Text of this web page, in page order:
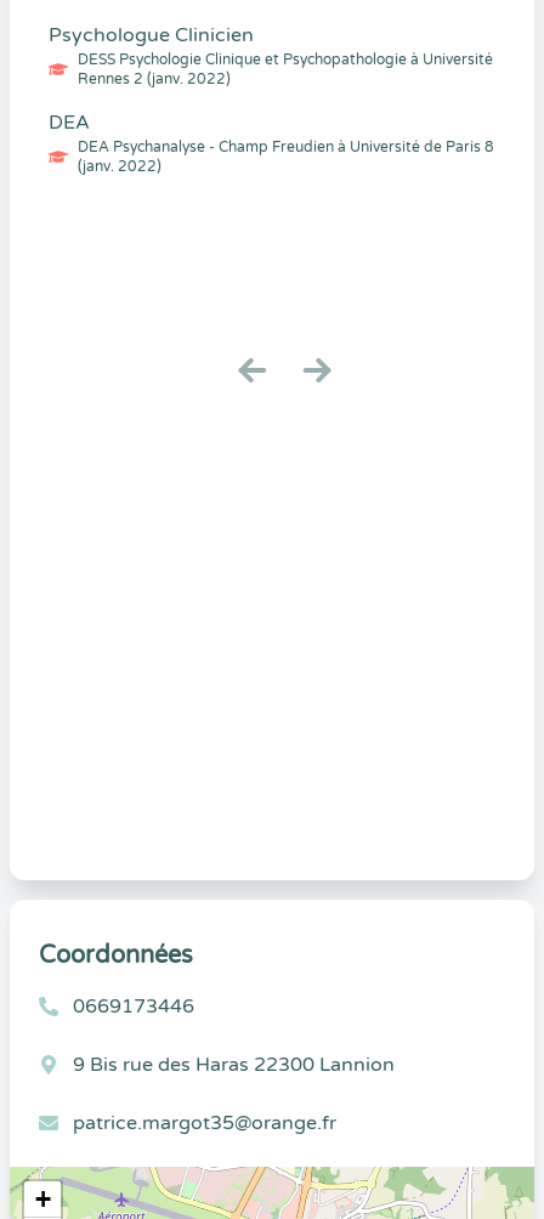
Psychologue Clinicien
DESS Psychologie Clinique et Psychopathologie à Université
Rennes 2 (janv. 2022)
DEA
DEA Psychanalyse - Champ Freudien à Université de Paris 8
(janv. 2022)
Coordonnées
0669173446
9 Bis rue des Haras 22300 Lannion
patrice.margot35@orange.fr
+